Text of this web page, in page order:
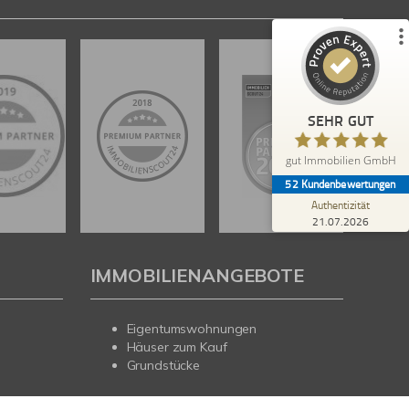
IMMOBILIENANGEBOTE
Eigentumswohnungen
Häuser zum Kauf
Grundstücke
SEHR GUT
gut Immobilien GmbH
52 Kundenbewertungen
Authentizität
21.07.2026
3
Bewertungen auf
ProvenExpert.com
49
Blick aufs ProvenExpert-Profil werfen
Anonym
5,00
Sehr freundliche und kompetente Mitarbeiter.